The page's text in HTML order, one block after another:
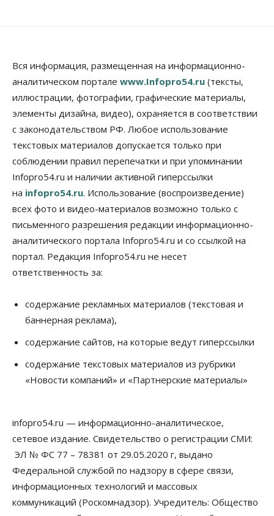
07 Августа 2026, 12:35
Общество
Синоптики рассказали о погоде в Новосибирске
на выходных
07 Августа 2026, 12:00
Жители Новосибирска смогут добровольно
повысить свою пенсию
07 Августа 2026, 11:30
Общество
Деньгами будут распоряжаться дети: в десяти
школах Новосибирской области введут
инициативное бюджетирование
07 Августа 2026, 11:00
заключили под стражу
07 Августа 2026, 10:15
Общество
Новосибирской области, но режима ЧС не будет
07 Августа 2026, 10:00
выстраивают системы защиты от атак БПЛА
07 Августа 2026, 09:00
По «Сибэлектротерму» выдали исполнительные
листы на полмиллиарда рублей
07 Августа 2026, 08:00
Вся информация, размещенная на информационно-
аналитическом портале www.Infopro54.ru (тексты,
иллюстрации, фотографии, графические материалы,
элементы дизайна, видео), охраняется в соответствии
с законодательством РФ. Любое использование
текстовых материалов допускается только при
соблюдении правил перепечатки и при упоминании
Infopro54.ru и наличии активной гиперссылки
на infopro54.ru. Использование (воспроизведение)
всех фото и видео-материалов возможно только с
письменного разрешения редакции информационно-
аналитического портала Infopro54.ru и со ссылкой на
портал. Редакция Infopro54.ru не несет
ответственность за:
содержание рекламных материалов (текстовая и
баннерная реклама),
содержание сайтов, на которые ведут гиперссылки
содержание текстовых материалов из рубрики
«Новости компаний» и «Партнерские материалы»
infopro54.ru — информационно-аналитическое,
сетевое издание. Свидетельство о регистрации СМИ:
ЭЛ № ФС 77 – 78381 от 29.05.2020 г, выдано
Федеральной службой по надзору в сфере связи,
информационных технологий и массовых
коммуникаций (Роскомнадзор). Учредитель: Общество